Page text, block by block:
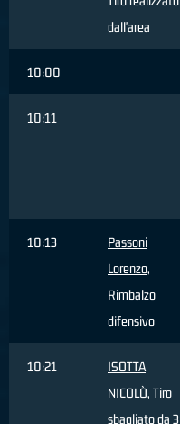
dall'area
10:00
10:11
10:13
Passoni
Lorenzo,
Rimbalzo
difensivo
10:21
ISOTTA
NICOLÒ, Tiro
sbagliato da 3